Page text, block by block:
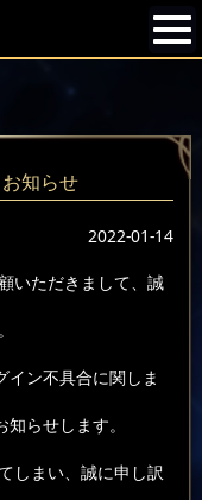
知らせ
2022-01-14
いただきまして、誠
ン不具合に関しま
らせします。
しまい、誠に申し訳